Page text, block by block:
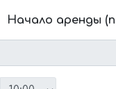
Начало аренды